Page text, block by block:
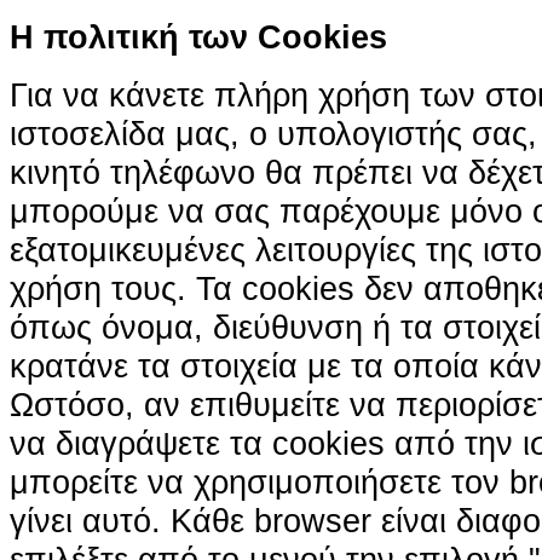
H πολιτική των Cookies
Για να κάνετε πλήρη χρήση των
ιστοσελίδα μας, ο υπολογιστής
κινητό τηλέφωνο θα πρέπει να
μπορούμε να σας παρέχουμε μόνο
εξατομικευμένες λειτουργίες της
χρήση τους. Τα cookies δεν
όπως όνομα, διεύθυνση ή τα
κρατάνε τα στοιχεία με τα οποία
Ωστόσο, αν επιθυμείτε να
να διαγράψετε τα cookies από την
μπορείτε να χρησιμοποιήσετε τον
γίνει αυτό. Κάθε browser είναι